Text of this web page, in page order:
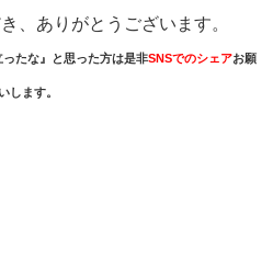
、ありがとうございます。
たな』と思った方は是非SNSでのシェアお願
いします。